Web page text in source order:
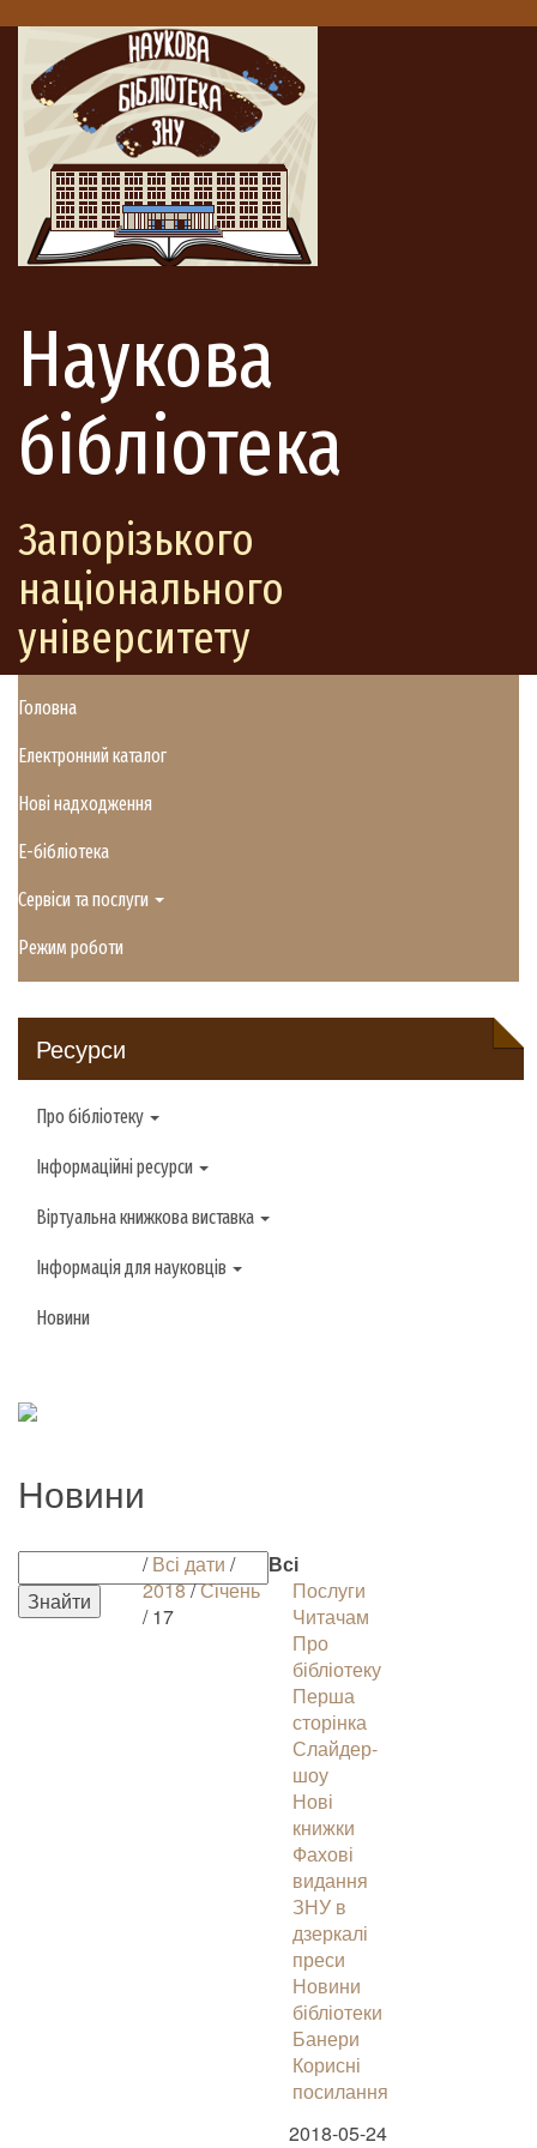
Наукова
бібліотека
Запорізького
національного
університету
Головна
Електронний каталог
Нові надходження
E-бібліотека
Сервіси та послуги
Режим роботи
Ресурси
Про бібліотеку
Інформаційні ресурси
Віртуальна книжкова виставка
Інформація для науковців
Новини
Новини
/Всі дати /
2018/Січень
/ 17
Всі
Послуги
Читачам
Про
бібліотеку
Перша
сторінка
Слайдер-
шоу
Нові
книжки
Фахові
видання
ЗНУ в
дзеркалі
преси
Новини
бібліотеки
Банери
Корисні
посилання
2018-05-24